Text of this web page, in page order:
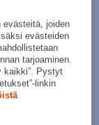
evästeitä, joiden
evästeiden
tarjoaminen.
kaikki”. Pystyt
linkin